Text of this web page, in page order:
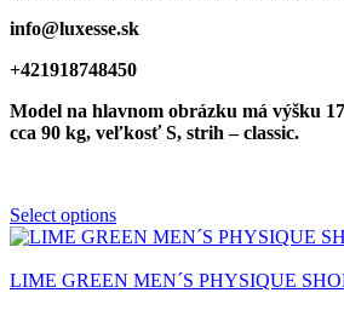
info@luxesse.sk
+421918748450
Model na hlavnom obrázku má výšku
cca 90 kg, veľkosť S, strih – classic.
Select options
LIME GREEN MEN´S PHYSIQUE